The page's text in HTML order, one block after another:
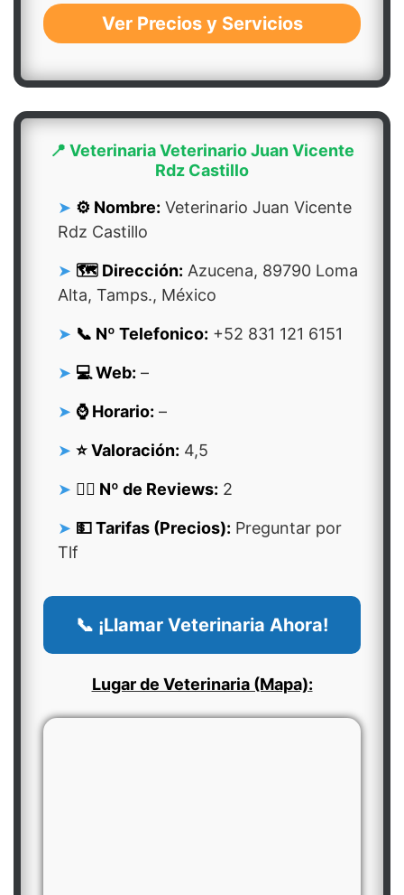
Ver Precios y Servicios
📍 Veterinaria Veterinario Juan Vicente
Rdz Castillo
⚙️ Nombre: Veterinario Juan Vicente
Rdz Castillo
🗺️ Dirección: Azucena, 89790 Loma
Alta, Tamps., México
📞 Nº Telefonico: +52 831 121 6151
💻 Web: –
⌚ Horario: –
⭐ Valoración: 4,5
👍🏻 Nº de Reviews: 2
💵 Tarifas (Precios): Preguntar por
Tlf
📞 ¡Llamar Veterinaria Ahora!
Lugar de Veterinaria (Mapa):